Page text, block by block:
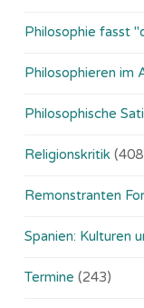
Philosophie fasst
Philosophieren im
Philosophische
Religionskritik
Remonstranten
Spanien: Kulturen
Termine (243)